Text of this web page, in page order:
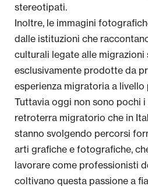
stereotipati.
Inoltre, le immagini
dalle istituzioni che
culturali legate alle migrazioni
esclusivamente prodotte da
esperienza migratoria a
Tuttavia oggi non sono pochi
retroterra migratorio che in
stanno svolgendo percorsi
arti grafiche e fotografiche,
lavorare come professionisti
coltivano questa passione a